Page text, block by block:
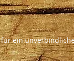
ein